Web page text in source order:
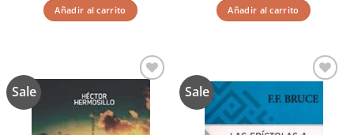
original
era:
$45.99.
actual
es:
$36.79.
Añadir al carrito original
era:
$49.99.
actual
es:
$39.99.
Añadir al carrito
Sale
Añadir
a la
lista de
deseos
Sale
a la
deseos